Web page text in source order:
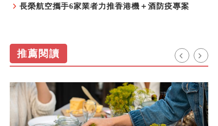
長榮航空攜手6家業者力推香港機＋酒防疫專案
推薦閱讀